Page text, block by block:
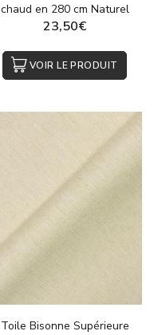
chaud en 280 cm Naturel
23,50€
VOIR LE PRODUIT
Toile Bisonne Supérieure